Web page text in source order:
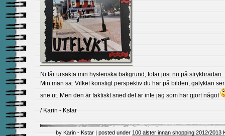
Ni får ursäkta min hysteriska bakgrund, fotar just nu på strykbrädan.
Min man sa: Vilket konstigt perspektiv du har på bilden, galyktan
sne ut. Men den är faktiskt sned det är inte jag som har gjort något
/ Karin - Kstar
by Karin - Kstar | posted under 100 alster innan shopping 2012/2013